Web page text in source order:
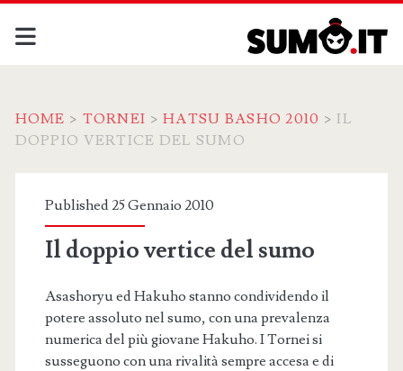
HOME > TORNEI >HATSU BASHO 2010 >IL
DOPPIO VERTICE DEL SUMO
Published 25 Gennaio 2010
Il doppio vertice del sumo
Asashoryu ed Hakuho stanno condividendo il
potere assoluto nel sumo, con una prevalenza
numerica del più giovane Hakuho. I Tornei si
susseguono con una rivalità sempre accesa e di